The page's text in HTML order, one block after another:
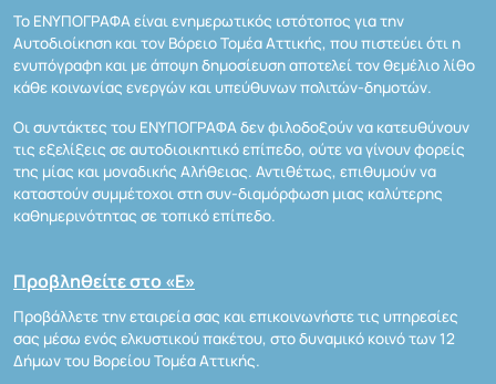
Το ΕΝΥΠΟΓΡΑΦΑ είναι ενημερωτικός ιστότοπος για την
Αυτοδιοίκηση και τον Βόρειο Τομέα Αττικής, που πιστεύει ότι η
ενυπόγραφη και με άποψη δημοσίευση αποτελεί τον θεμέλιο λίθο
κάθε κοινωνίας ενεργών και υπεύθυνων πολιτών-δημοτών.
Οι συντάκτες του ΕΝΥΠΟΓΡΑΦΑ δεν φιλοδοξούν να κατευθύνουν
τις εξελίξεις σε αυτοδιοικητικό επίπεδο, ούτε να γίνουν φορείς
της μίας και μοναδικής Αλήθειας. Αντιθέτως, επιθυμούν να
καταστούν συμμέτοχοι στη συν-διαμόρφωση μιας καλύτερης
καθημερινότητας σε τοπικό επίπεδο.
Προβληθείτε στο «Ε»
Προβάλλετε την εταιρεία σας και επικοινωνήστε τις υπηρεσίες
σας μέσω ενός ελκυστικού πακέτου, στο δυναμικό κοινό των 12
Δήμων του Βορείου Τομέα Αττικής.